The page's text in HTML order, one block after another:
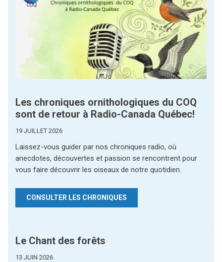
Les chroniques ornithologiques du COQ
sont de retour à Radio-Canada Québec!
19 JUILLET 2026
Laissez-vous guider par nos chroniques radio, où
anecdotes, découvertes et passion se rencontrent pour
vous faire découvrir les oiseaux de notre quotidien.
CONSULTER LES CHRONIQUES
Le Chant des forêts
13 JUIN 2026